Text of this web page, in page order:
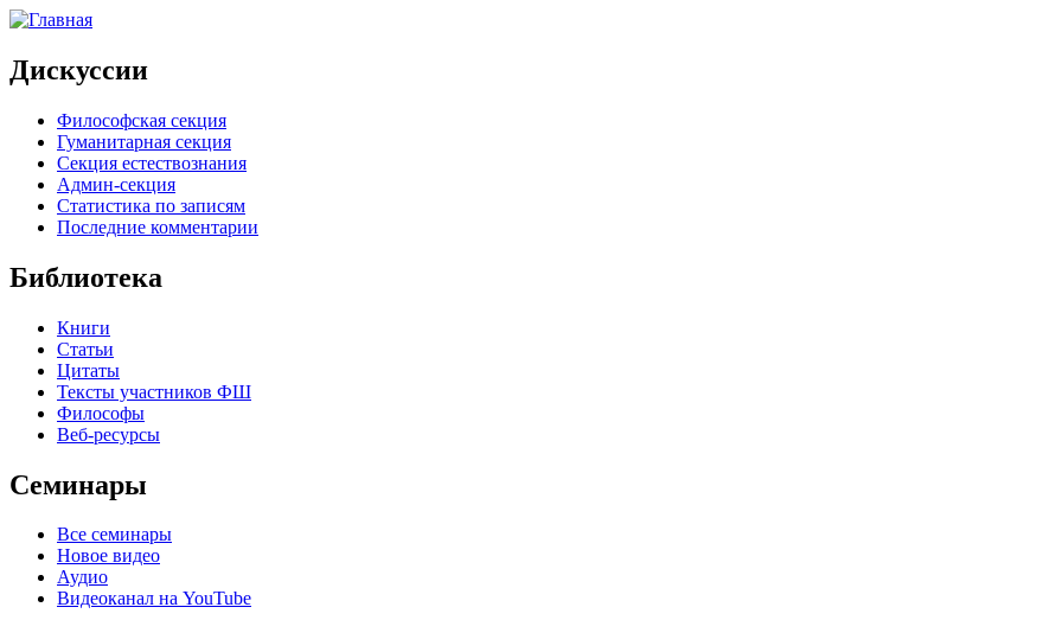
Дискуссии
Философская секция
Гуманитарная секция
Секция естествознания
Админ-секция
Статистика по записям
Последние комментарии
Библиотека
Книги
Статьи
Цитаты
Тексты участников ФШ
Философы
Веб-ресурсы
Семинары
Все семинары
Новое видео
Аудио
Видеоканал на YouTube